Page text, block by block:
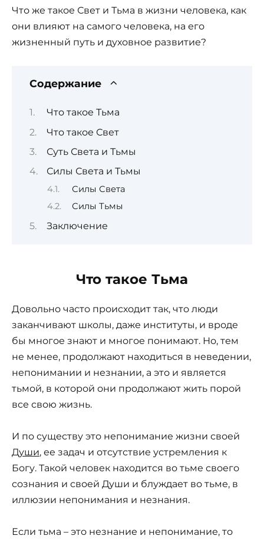
Что же такое Свет и Тьма в жизни человека, как
они влияют на самого человека, на его
жизненный путь и духовное развитие?
Содержание
Что такое Тьма
Что такое Свет
Суть Света и Тьмы
Силы Света и Тьмы
Силы Света
Силы Тьмы
Заключение
Что такое Тьма
Довольно часто происходит так, что люди
заканчивают школы, даже институты, и вроде
бы многое знают и многое понимают. Но, тем
не менее, продолжают находиться в неведении,
непонимании и незнании, а это и является
тьмой, в которой они продолжают жить порой
все свою жизнь.
И по существу это непонимание жизни своей
Души, ее задач и отсутствие устремления к
Богу. Такой человек находится во тьме своего
сознания и своей Души и блуждает во тьме, в
иллюзии непонимания и незнания.
Если тьма – это незнание и непонимание, то